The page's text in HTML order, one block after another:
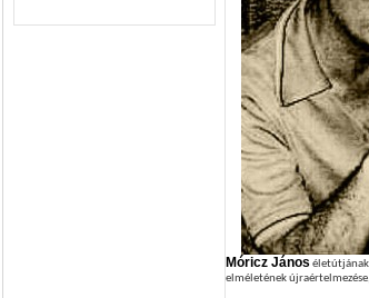
Móricz János életútjának
elméletének